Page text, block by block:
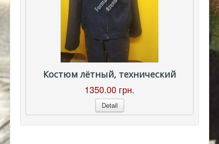
Костюм лётный, технический
1350.00 грн.
Detail